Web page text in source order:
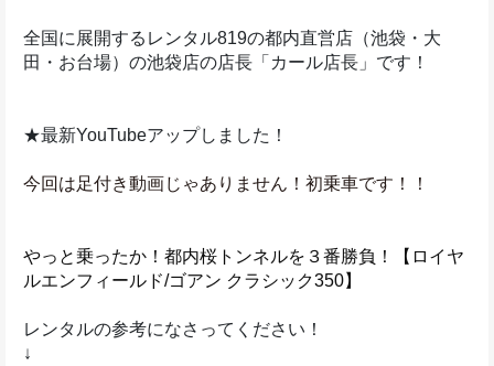
全国に展開するレンタル819の都内直営店（池袋・大
田・お台場）の池袋店の店長「カール店長」です！
★最新YouTubeアップしました！
今回は足付き動画じゃありません！初乗車です！！
やっと乗ったか！都内桜トンネルを３番勝負！【ロイヤ
ルエンフィールド/ゴアン クラシック350】
レンタルの参考になさってください！
↓